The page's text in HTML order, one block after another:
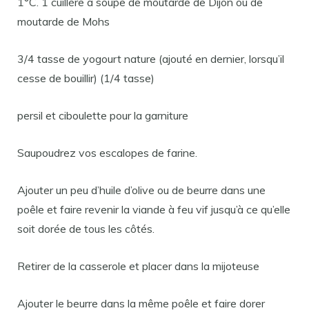
moutarde de Mohs
3/4 tasse de yogourt nature (ajouté en dernier, lorsqu’il
cesse de bouillir) (1/4 tasse)
persil et ciboulette pour la garniture
Saupoudrez vos escalopes de farine.
Ajouter un peu d’huile d’olive ou de beurre dans une
poêle et faire revenir la viande à feu vif jusqu’à ce qu’elle
soit dorée de tous les côtés.
Retirer de la casserole et placer dans la mijoteuse
Ajouter le beurre dans la même poêle et faire dorer